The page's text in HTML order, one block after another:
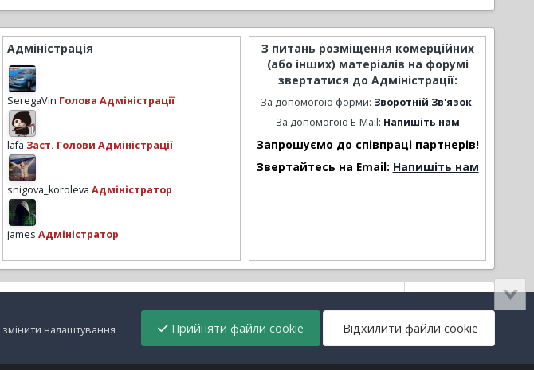
Адміністрація
SeregaVin Голова Адміністрації
lafa Заст. Голови Адміністрації
snigova_koroleva Адміністратор
james Адміністратор
З питань розміщення комерційних
(або інших) матеріалів на форумі
звертатися до Адміністрації:
За допомогою форми: Зворотній Зв'язок.
За допомогою E-Mail: Напишіть нам
Запрошуємо до співпраці партнерів!
Звертайтесь на Email: Напишіть нам
змінити налаштування
Прийняти файли cookie Відхилити файли cookie